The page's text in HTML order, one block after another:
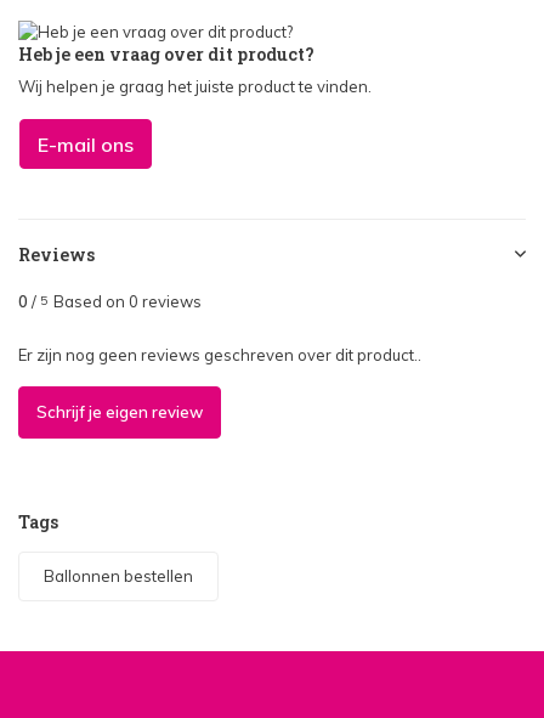
Heb je een vraag over dit product?
Wij helpen je graag het juiste product te vinden.
E-mail ons
Reviews
0 / 5 Based on 0 reviews
Er zijn nog geen reviews geschreven over dit product..
Schrijf je eigen review
Tags
Ballonnen bestellen